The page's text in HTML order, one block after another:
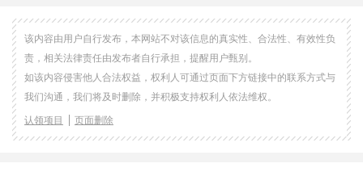
该内容由用户自行发布，本网站不对该信息的真实性、合法性、有效性负
责，相关法律责任由发布者自行承担，提醒用户甄别。
如该内容侵害他人合法权益，权利人可通过页面下方链接中的联系方式与
我们沟通，我们将及时删除，并积极支持权利人依法维权。
认领项目 页面删除